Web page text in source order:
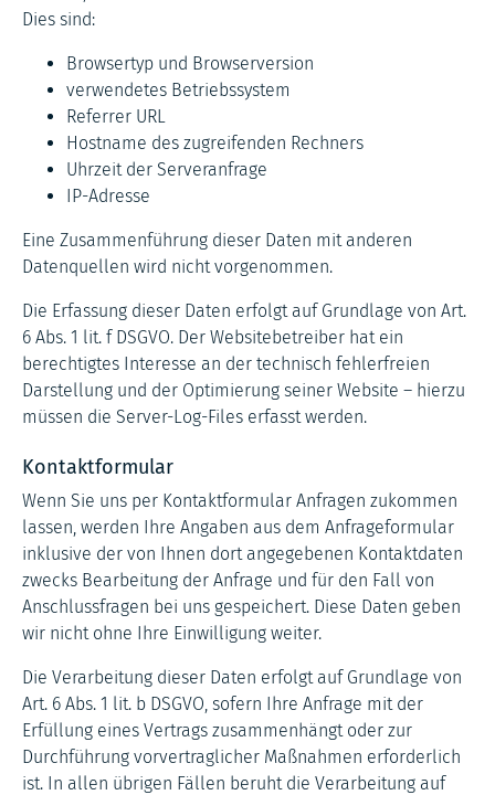
Dies sind:
Browsertyp und Browserversion
verwendetes Betriebssystem
Referrer URL
Hostname des zugreifenden Rechners
Uhrzeit der Serveranfrage
IP-Adresse
Eine Zusammenführung dieser Daten mit anderen
Datenquellen wird nicht vorgenommen.
Die Erfassung dieser Daten erfolgt auf Grundlage von Art.
6 Abs. 1 lit. f DSGVO. Der Websitebetreiber hat ein
berechtigtes Interesse an der technisch fehlerfreien
Darstellung und der Optimierung seiner Website – hierzu
müssen die Server-Log-Files erfasst werden.
Kontaktformular
Wenn Sie uns per Kontaktformular Anfragen zukommen
lassen, werden Ihre Angaben aus dem Anfrageformular
inklusive der von Ihnen dort angegebenen Kontaktdaten
zwecks Bearbeitung der Anfrage und für den Fall von
Anschlussfragen bei uns gespeichert. Diese Daten geben
wir nicht ohne Ihre Einwilligung weiter.
Die Verarbeitung dieser Daten erfolgt auf Grundlage von
Art. 6 Abs. 1 lit. b DSGVO, sofern Ihre Anfrage mit der
Erfüllung eines Vertrags zusammenhängt oder zur
Durchführung vorvertraglicher Maßnahmen erforderlich
ist. In allen übrigen Fällen beruht die Verarbeitung auf